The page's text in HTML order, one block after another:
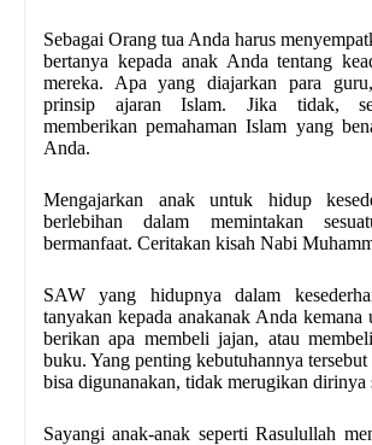
Sebagai Orang tua Anda harus
bertanya kepada anak Anda tentang
mereka. Apa yang diajarkan para
prinsip ajaran Islam. Jika tidak,
memberikan pemahaman Islam yang
Anda.
Mengajarkan anak untuk hidup
berlebihan dalam memintakan
bermanfaat. Ceritakan kisah Nabi
SAW yang hidupnya dalam
tanyakan kepada anak­anak Anda kemana
berikan apa membeli jajan, atau
buku. Yang penting kebutuhannya tersebut
bisa digunanakan, tidak merugikan dirinya
Sayangi anak­-anak seperti Rasulullah